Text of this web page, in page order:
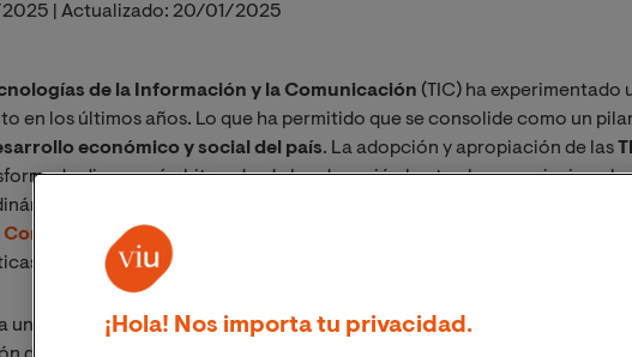
Actualizado: 20/01/2025
de la Información y la Comunicación (TIC) ha experimentado
en los últimos años. Lo que ha permitido que se consolide como un
económico y social del país. La adopción y apropiación de las
diversos ámbitos, desde la educación hasta el comercio,
y competitiva. En este contexto, el
de Colombia desempeña un papel crucial, regulando y
que fomentan la innovación y la conectividad.
panorama desafiante, pero también lleno de oportunidades, en el
¡Hola! Nos importa tu privacidad.